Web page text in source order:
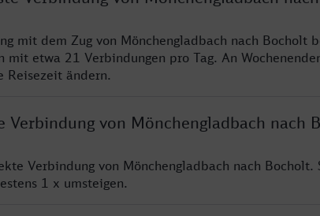
mit dem Zug von Mönchengladbach nach Bocholt
mit etwa 21 Verbindungen pro Tag. An
Reisezeit ändern.
Verbindung von Mönchengladbach nach
Verbindung von Mönchengladbach nach Bocholt.
1 x umsteigen.